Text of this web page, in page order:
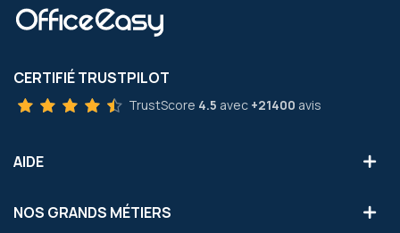
CERTIFIÉ TRUSTPILOT
TrustScore 4.5 avec +21400 avis
AIDE
NOS GRANDS MÉTIERS